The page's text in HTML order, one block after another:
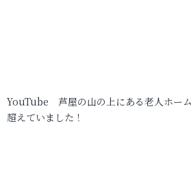
YouTube 芦屋の山の上にある老人ホー
超えていました！